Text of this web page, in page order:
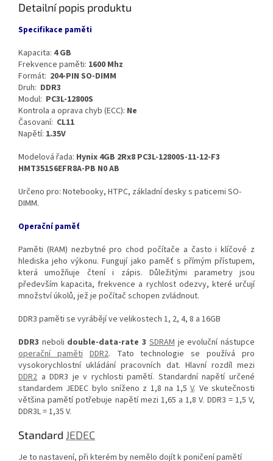
Detailní popis produktu
Specifikace paměti
Kapacita: 4 GB
Frekvence paměti: 1600 Mhz
Formát: 204-PIN SO-DIMM
Druh: DDR3
Modul: PC3L-12800S
Kontrola a oprava chyb (ECC): Ne
Časovaní: CL11
Napětí: 1.35V
Modelová řada: Hynix 4GB 2Rx8 PC3L-12800S-11-12-F3
HMT351S6EFR8A-PB N0 AB
Určeno pro: Notebooky, HTPC, základní desky s paticemi SO-
DIMM.
Operační paměť
Paměti (RAM) nezbytné pro chod počítače a často i klíčové z
hlediska jeho výkonu. Fungují jako paměť s přímým přístupem,
která umožňuje čtení i zápis. Důležitými parametry jsou
především kapacita, frekvence a rychlost odezvy, které určují
množství úkolů, jež je počítač schopen zvládnout.
DDR3 paměti se vyrábějí ve velikostech 1, 2, 4, 8 a 16GB
DDR3 neboli double-data-rate 3 SDRAMje evoluční nástupce
operační paměti DDR2. Tato technologie se používá pro
vysokorychlostní ukládání pracovních dat. Hlavní rozdíl mezi
DDR2 a DDR3 je v rychlosti pamětí. Standardní napětí určené
standardem JEDEC bylo sníženo z 1,8 na 1,5V. Ve skutečnosti
většina pamětí potřebuje napětí mezi 1,65 a 1,8 V. DDR3 = 1,5 V,
DDR3L = 1,35 V.
Standard JEDEC
Je to nastavení, při kterém by nemělo dojít k poničení pamětí